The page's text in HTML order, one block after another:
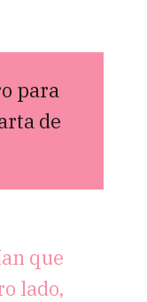
para
de
que
lado,